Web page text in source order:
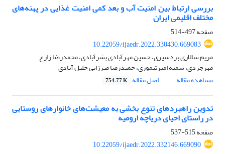
بررسی ارتباط بین امنیت آب و بعد کمی امنیت غذایی در پهنه‌های
مختلف اقلیمی ایران
صفحه497-514
10.22059/ijaedr.2022.330430.669083
مریم سالاری بردسیری، حسین مهرآبادی بشرآبادی، محمدرضا زارع
مهرجردی، سمیه امیرتیموری، حمیدرضا میرزایی خلیل آبادی
مشاهده مقاله
اصل مقاله 754.77 K
تدوین راهبردهای تنوع بخشی به معیشت‌های خانوارهای روستایی
در راستای احیای دریاچه ارومیه
صفحه515-537
10.22059/ijaedr.2022.332146.669090